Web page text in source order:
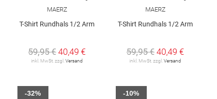
MAERZ
T-Shirt Rundhals 1/2 Arm
59,95 €40,49 €
inkl. MwSt. zzgl.Versand
MAERZ
T-Shirt Rundhals 1/2 Arm
59,95 €40,49 €
inkl. MwSt. zzgl.Versand
-32% -10%